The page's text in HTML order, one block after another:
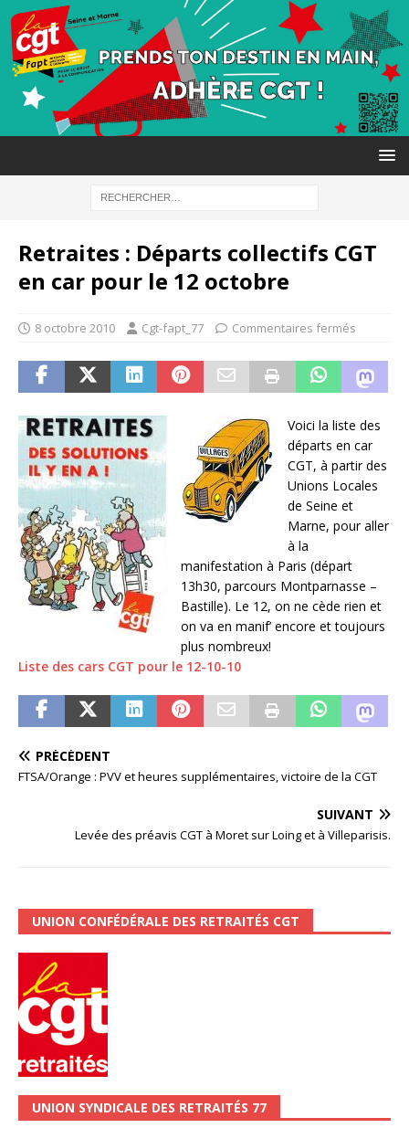
Retraites : Départs collectifs CGT
en car pour le 12 octobre
8 octobre 2010 Cgt-fapt_77 Commentaires fermés
Voici la liste des
départs en car
CGT, à partir des
Unions Locales
de Seine et
Marne, pour aller
à la
manifestation à Paris (départ
13h30, parcours Montparnasse –
Bastille). Le 12, on ne cède rien et
on va en manif’ encore et toujours
plus nombreux!
Liste des cars CGT pour le 12-10-10
PRÉCÉDENT
FTSA/Orange : PVV et heures supplémentaires, victoire de la CGT
SUIVANT
Levée des préavis CGT à Moret sur Loing et à Villeparisis.
UNION CONFÉDÉRALE DES RETRAITÉS CGT
UNION SYNDICALE DES RETRAITÉS 77